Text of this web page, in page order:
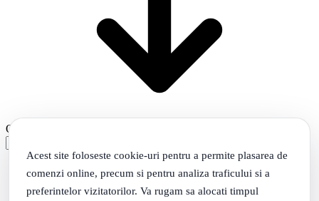
Acest site foloseste cookie-uri pentru a permite plasarea de
comenzi online, precum si pentru analiza traficului si a
preferintelor vizitatorilor. Va rugam sa alocati timpul
Ordonare